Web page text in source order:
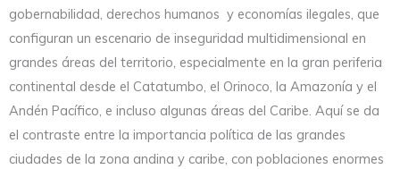
gobernabilidad, derechos humanos y economías ilegales, que
configuran un escenario de inseguridad multidimensional en
grandes áreas del territorio, especialmente en la gran periferia
continental desde el Catatumbo, el Orinoco, la Amazonía y el
Andén Pacífico, e incluso algunas áreas del Caribe. Aquí se da
el contraste entre la importancia política de las grandes
ciudades de la zona andina y caribe, con poblaciones enormes